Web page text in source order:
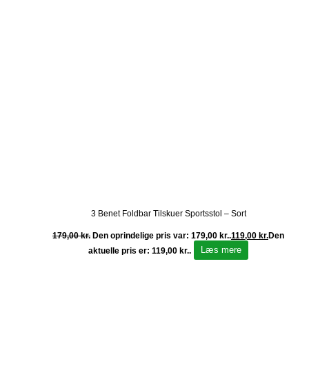
3 Benet Foldbar Tilskuer Sportsstol – Sort
179,00kr. Den oprindelige pris var: 179,00 kr..119,00 kr.Den
aktuelle pris er: 119,00 kr..
Læs mere